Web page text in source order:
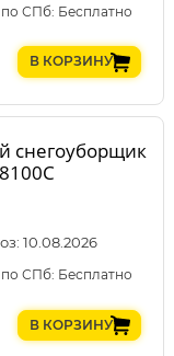
по СПб: Бесплатно
В КОРЗИНУ
снегоуборщик
10.08.2026
СПб: Бесплатно
В КОРЗИНУ